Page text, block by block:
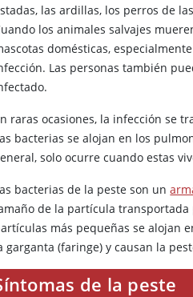
las ardillas, los perros de
los animales salvajes
domésticas,
Las personas también
raras ocasiones, la infección se
bacterias se alojan en los
solo ocurre cuando estas
bacterias de la peste son un
de la partícula
más pequeñas se alojan
garganta (faringe) y causan la
de la peste